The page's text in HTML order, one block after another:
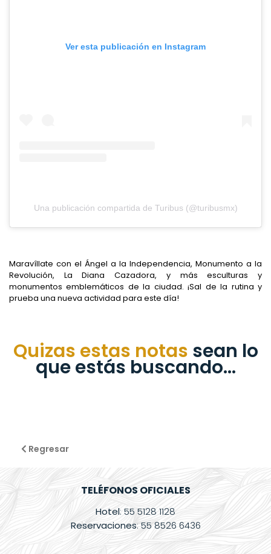
Ver esta publicación en Instagram
Una publicación compartida de Turibus (@turibusmx)
Maravíllate con el Ángel a la Independencia, Monumento a la
Revolución, La Diana Cazadora, y más esculturas y
monumentos emblemáticos de la ciudad. ¡Sal de la rutina y
prueba una nueva actividad para este día!
Quizas estas notas sean lo
que estás buscando...
Regresar
TELÉFONOS OFICIALES
Hotel: 55 5128 1128
Reservaciones: 55 8526 6436